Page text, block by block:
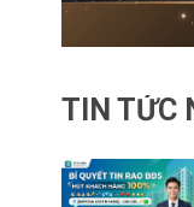
TIN TỨC